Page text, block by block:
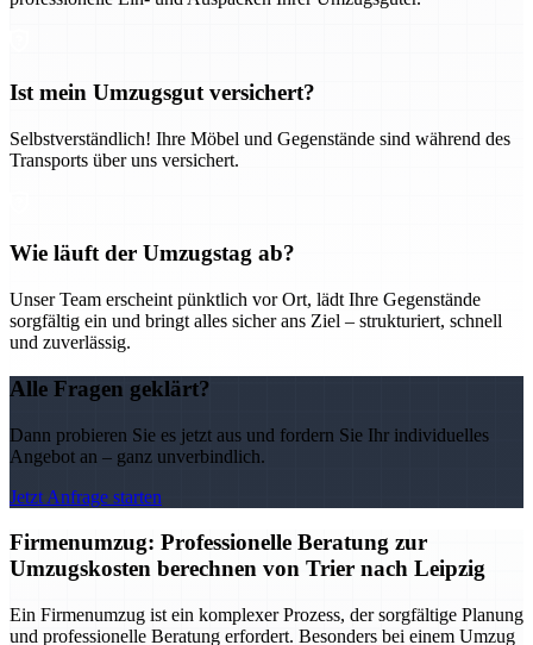
Ist mein Umzugsgut versichert?
Selbstverständlich! Ihre Möbel und Gegenstände sind während des
Transports über uns versichert.
Wie läuft der Umzugstag ab?
Unser Team erscheint pünktlich vor Ort, lädt Ihre Gegenstände
sorgfältig ein und bringt alles sicher ans Ziel – strukturiert, schnell
und zuverlässig.
Alle Fragen geklärt?
Dann probieren Sie es jetzt aus und fordern Sie Ihr individuelles
Angebot an – ganz unverbindlich.
Jetzt Anfrage starten
Firmenumzug: Professionelle Beratung zur
Umzugskosten berechnen von Trier nach Leipzig
Ein Firmenumzug ist ein komplexer Prozess, der sorgfältige Planung
und professionelle Beratung erfordert. Besonders bei einem Umzug